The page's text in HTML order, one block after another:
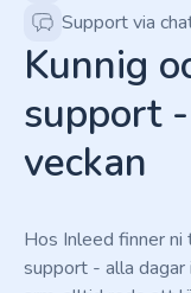
Support via
Kunnig
support
veckan
Hos Inleed finner
support - alla dagar